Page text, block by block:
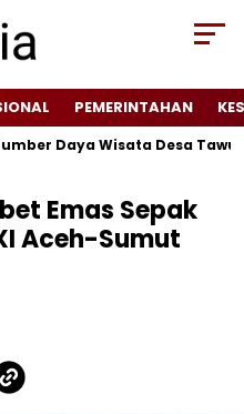
PEMERINTAHAN
Daya Wisata Desa Tawun
Emas Sepak
Aceh-Sumut